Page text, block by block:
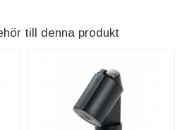
till denna produkt